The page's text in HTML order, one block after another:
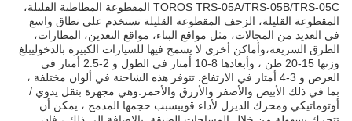
TOROS TRS-05A/TRS-05B/TRS-05C المقطوعة المطاطية القليلة،
المقطوعة القليلة، الزحف المقطوعة القليلة تستخدم على نطاق واسع
في العديد من المجالات، مثل مواقع البناء، مواقع التعدين، المطارات،
الطرق السريعة،وأماكن أخرى لا يسمح فيها للسيارات الكبيرة بالدخوليبلغ
وزنها 15-20 طن ، وأبعادها 8-10 أمتار في الطول و 2-2.5 أمتار في
العرض و 3-4 أمتار في الارتفاع. تتوفر هذه الشاحنة في ألوان مختلفة ،
بما في ذلك الأبيض والأصفر والأزرق والأحمر.وهي مجهزة بنقل يدوي /
أوتوماتيكي ومحرك الديزل لأداء قويبسبب حجمها المدمج ، يمكن أن